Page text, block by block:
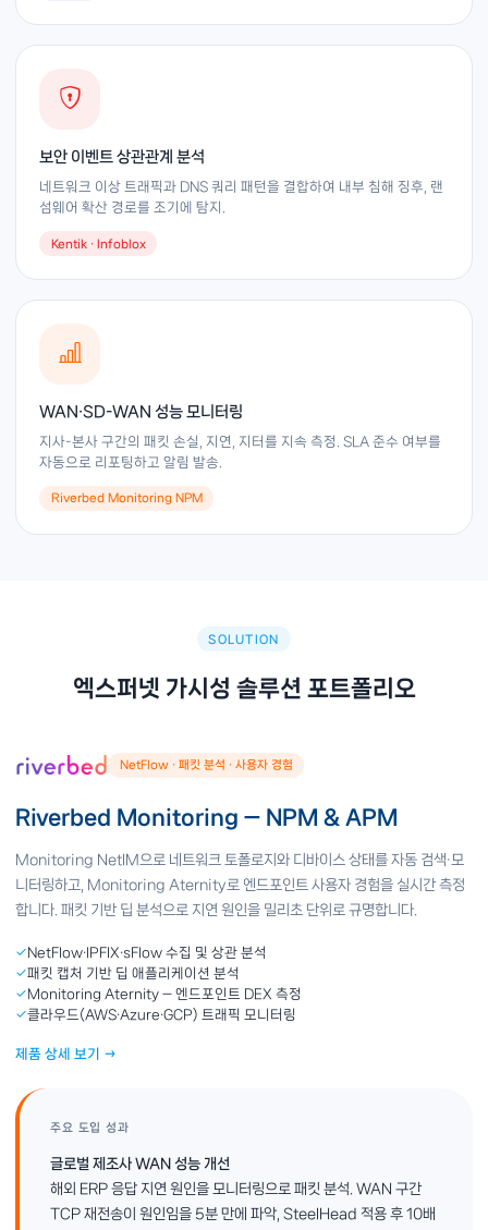
보안 이벤트 상관관계 분석
네트워크 이상 트래픽과 DNS 쿼리 패턴을 결합하여 내부 침해 징후, 랜
섬웨어 확산 경로를 조기에 탐지.
Kentik · Infoblox
WAN·SD-WAN 성능 모니터링
지사-본사 구간의 패킷 손실, 지연, 지터를 지속 측정. SLA 준수 여부를
자동으로 리포팅하고 알림 발송.
Riverbed Monitoring NPM
SOLUTION
엑스퍼넷 가시성 솔루션 포트폴리오
NetFlow · 패킷 분석 · 사용자 경험
Riverbed Monitoring — NPM & APM
Monitoring NetIM으로 네트워크 토폴로지와 디바이스 상태를 자동 검색·모
니터링하고, Monitoring Aternity로 엔드포인트 사용자 경험을 실시간 측정
합니다. 패킷 기반 딥 분석으로 지연 원인을 밀리초 단위로 규명합니다.
✓NetFlow·IPFIX·sFlow 수집 및 상관 분석
✓패킷 캡처 기반 딥 애플리케이션 분석
✓Monitoring Aternity — 엔드포인트 DEX 측정
✓클라우드(AWS·Azure·GCP) 트래픽 모니터링
제품 상세 보기 →
주요 도입 성과
글로벌 제조사 WAN 성능 개선
해외 ERP 응답 지연 원인을 모니터링으로 패킷 분석. WAN 구간
TCP 재전송이 원인임을 5분 만에 파악, SteelHead 적용 후 10배